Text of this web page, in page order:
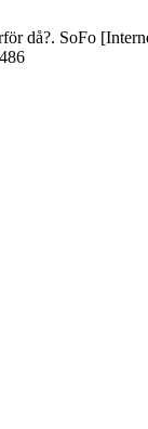
då?. SoFo